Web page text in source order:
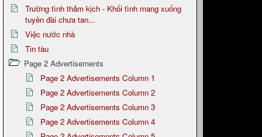
Trường tình thảm kịch - Khối tình mang xuống
tuyền đài chưa tan...
Việc nước nhà
Tin tàu
Page 2 Advertisements
Page 2 Advertisements Column 1
Page 2 Advertisements Column 2
Page 2 Advertisements Column 3
Page 2 Advertisements Column 4